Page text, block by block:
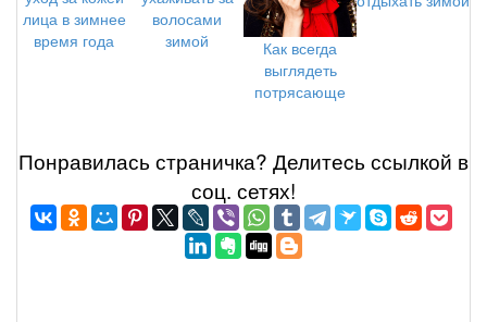
лица в зимнее
время года
волосами
зимой
Как всегда
выглядеть
потрясающе
Понравилась страничка? Делитеcь ссылкой в
соц. сетях!